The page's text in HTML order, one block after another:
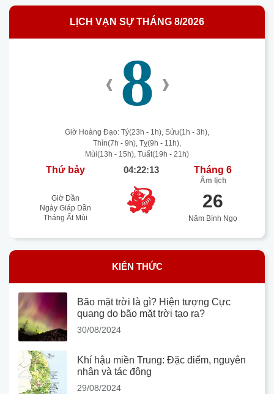
LỊCH VẠN SỰ THÁNG 8/2026
‹ 8 ›
Giờ Hoàng Đạo: Tý(23h - 1h), Sửu(1h - 3h),
Thìn(7h - 9h), Tỵ(9h - 11h),
Mùi(13h - 15h), Tuất(19h - 21h)
Thứ bảy 04:22:13 Tháng 6
Âm lịch
Giờ Dần
Ngày Giáp Dần
Tháng Ất Mùi
26
Năm Bính Ngọ
KIẾN THỨC
Bão mặt trời là gì? Hiện tượng Cực
quang do bão mặt trời tạo ra?
30/08/2024
Khí hậu miền Trung: Đặc điểm, nguyên
nhân và tác động
29/08/2024